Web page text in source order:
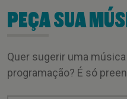
PEÇA SUA
Quer sugerir uma
programação? É só